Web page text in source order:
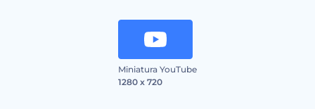
Miniatura YouTube
1280 x 720